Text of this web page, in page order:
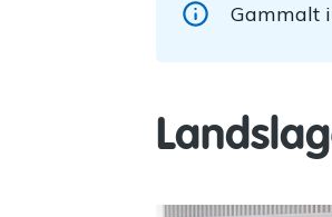
Gammalt